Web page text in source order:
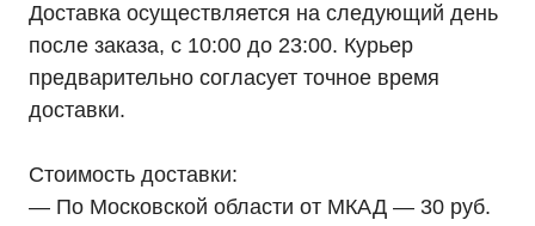
Доставка осуществляется на следующий день
после заказа, с 10:00 до 23:00. Курьер
предварительно согласует точное время
доставки.
Стоимость доставки:
— По Московской области от МКАД — 30 руб.